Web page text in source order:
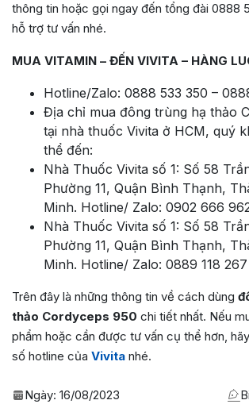
thông tin hoặc gọi ngay đến tổng đài 0888
hỗ trợ tư vấn nhé.
MUA VITAMIN – ĐẾN VIVITA – HÀNG
Hotline/Zalo: 0888 533 350 –
Địa chỉ mua đông trùng hạ thảo
tại nhà thuốc Vivita ở HCM, quý
thể đến:
Nhà Thuốc Vivita số 1: Số 58
Phường 11, Quận Bình Thạnh,
Minh. Hotline/ Zalo: 0902 666
Nhà Thuốc Vivita số 1: Số 58
Phường 11, Quận Bình Thạnh,
Minh. Hotline/ Zalo: 0889 118 267
Trên đây là những thông tin về cách dùng
thảo Cordyceps 950 chi tiết nhất. Nếu
phẩm hoặc cần được tư vấn cụ thể hơn,
số hotline của Vivita nhé.
Ngày: 16/08/2023